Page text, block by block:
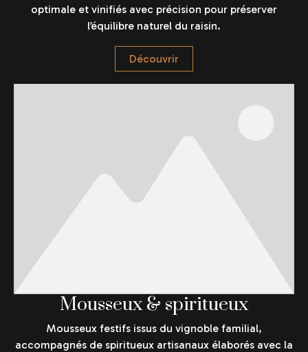
optimale et vinifiés avec précision pour préserver
l’équilibre naturel du raisin.
Découvrir
Mousseux & spiritueux
Mousseux festifs issus du vignoble familial,
accompagnés de spiritueux artisanaux élaborés avec la